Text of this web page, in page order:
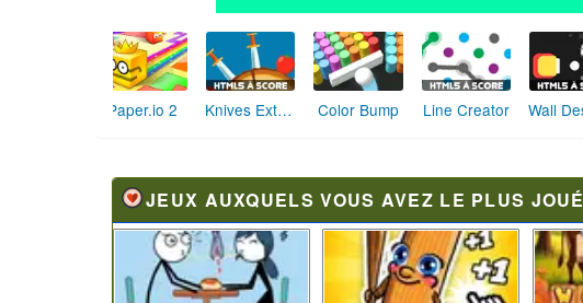
Paper.io 2 Knives Extreme Color Bump Line Creator
JEUX AUXQUELS VOUS AVEZ LE PLUS JOUÉ